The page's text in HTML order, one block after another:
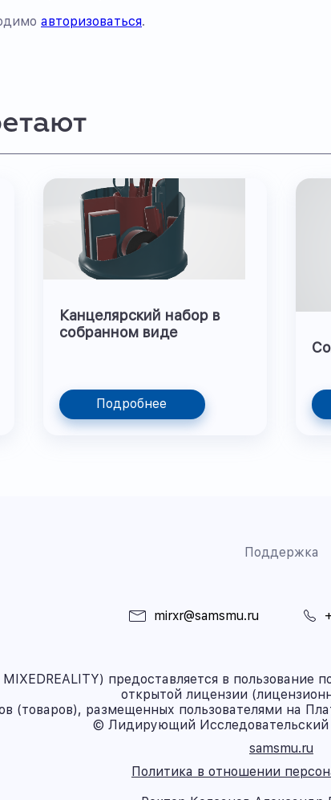
авторизоваться.
Канцелярский набор в
собранном виде
Подробнее
Поддержка
mirxr@samsmu.ru
предоставляется в пользование
открытой лицензии
(товаров), размещенных пользователями на
© Лидирующий
samsmu.ru
Политика в отношении